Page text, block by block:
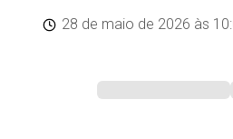
28 de maio de 2026 às